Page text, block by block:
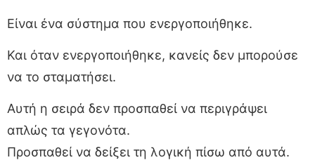
Είναι ένα σύστημα που ενεργοποιήθηκε.
Και όταν ενεργοποιήθηκε, κανείς δεν μπορούσε
να το σταματήσει.
Αυτή η σειρά δεν προσπαθεί να περιγράψει
απλώς τα γεγονότα.
Προσπαθεί να δείξει τη λογική πίσω από αυτά.